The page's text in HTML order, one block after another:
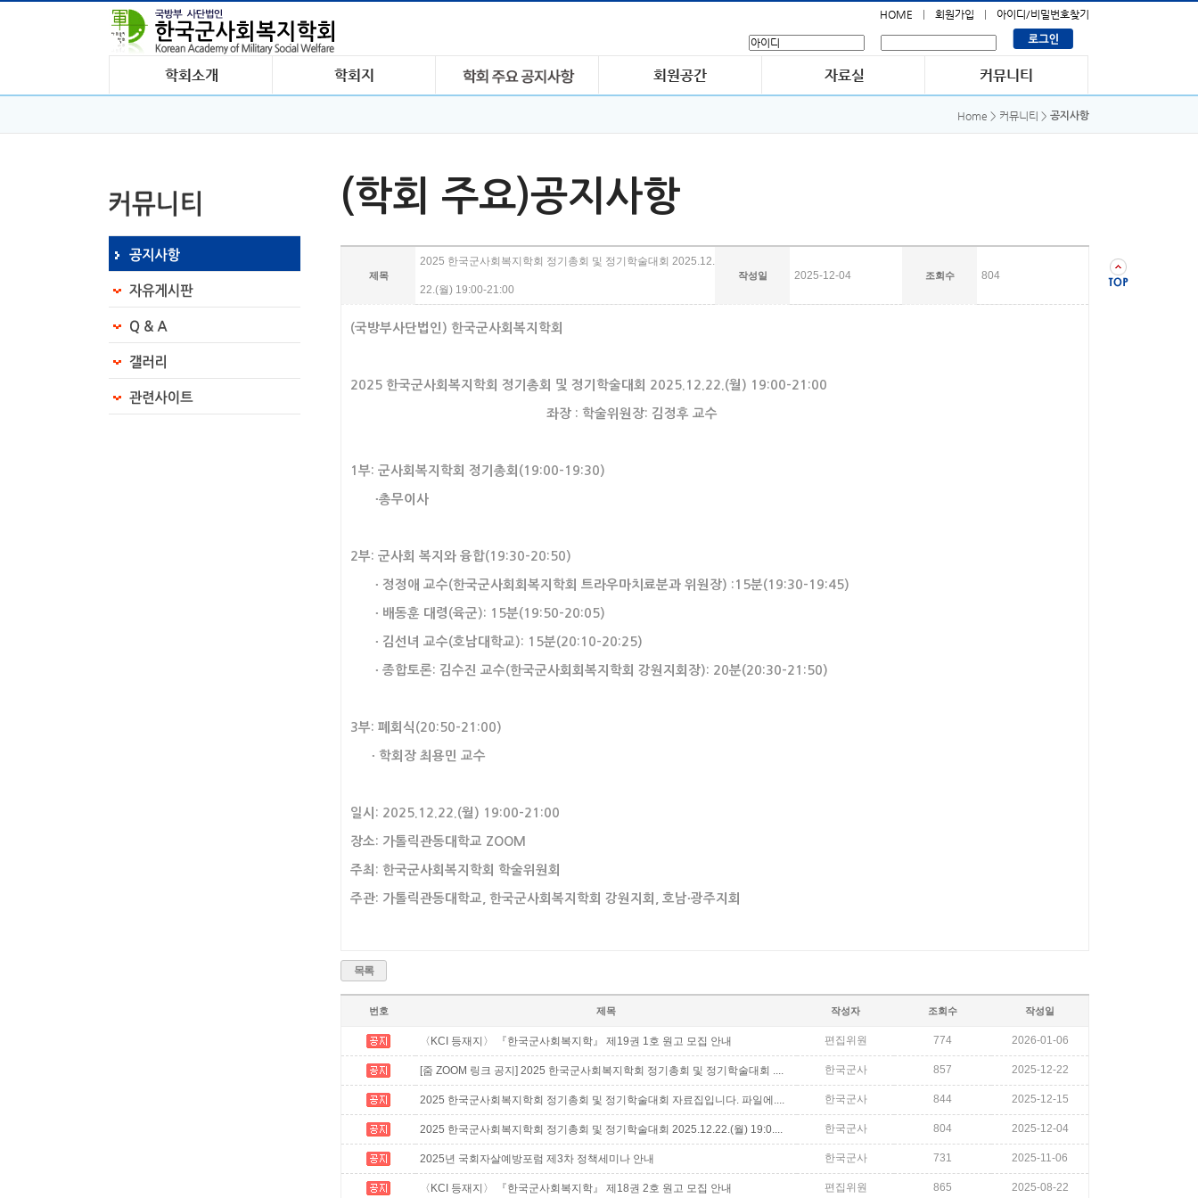
HOME 회원가입 아이디/비밀번호찾기
(학회 주요)공지사항
Home > 커뮤니티 > 공지사항
제목
2025 한국군사회복지학회 정기총회 및 정기학술대회 2025.12.
22.(월) 19:00-21:00
작성일 2025-12-04 조회수 804
(국방부사단법인) 한국군사회복지학회
2025 한국군사회복지학회 정기총회 및 정기학술대회 2025.12.22.(월) 19:00-21:00
좌장 : 학술위원장: 김정후 교수
1부: 군사회복지학회 정기총회(19:00-19:30)
∙총무이사
2부: 군사회 복지와 융합(19:30-20:50)
∙ 정정애 교수(한국군사회회복지학회 트라우마치료분과 위원장) :15분(19:30-19:45)
∙ 배동훈 대령(육군): 15분(19:50-20:05)
∙ 김선녀 교수(호남대학교): 15분(20:10-20:25)
∙ 종합토론: 김수진 교수(한국군사회회복지학회 강원지회장): 20분(20:30-21:50)
3부: 폐회식(20:50-21:00)
∙ 학회장 최용민 교수
일시: 2025.12.22.(월) 19:00-21:00
장소: 가톨릭관동대학교 ZOOM
주최: 한국군사회복지학회 학술위원회
주관: 가톨릭관동대학교, 한국군사회복지학회 강원지회, 호남∙광주지회
목록
번호 제목 작성자 조회수 작성일
〈KCI 등재지〉 『한국군사회복지학』 제19권 1호 원고 모집 안내 편집위원 774 2026-01-06
[줌 ZOOM 링크 공지] 2025 한국군사회복지학회 정기총회 및 정기학술대회 .... 한국군사 857 2025-12-22
2025 한국군사회복지학회 정기총회 및 정기학술대회 자료집입니다. 파일에.... 한국군사 844 2025-12-15
2025 한국군사회복지학회 정기총회 및 정기학술대회 2025.12.22.(월) 19:0.... 한국군사 804 2025-12-04
2025년 국회자살예방포럼 제3차 정책세미나 안내 한국군사 731 2025-11-06
〈KCI 등재지〉 『한국군사회복지학』 제18권 2호 원고 모집 안내 편집위원 865 2025-08-22